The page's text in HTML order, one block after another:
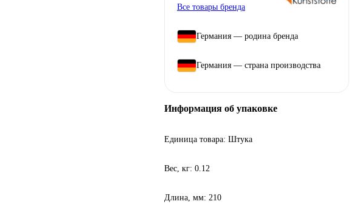
Все товары бренда
Германия — родина бренда
Германия — страна производства
Информация об упаковке
Единица товара: Штука
Вес, кг: 0.12
Длина, мм: 210